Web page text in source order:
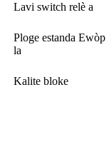
Lavi switch relè a
Ploge estanda Ewòp
la
Kalite bloke